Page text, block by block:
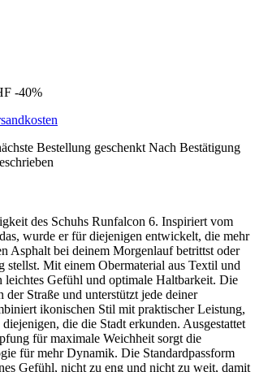
-40%
Bestellung geschenkt Nach Bestätigung
des Schuhs Runfalcon 6. Inspiriert vom
wurde er für diejenigen entwickelt, die mehr
Asphalt bei deinem Morgenlauf betrittst oder
stellst. Mit einem Obermaterial aus Textil und
leichtes Gefühl und optimale Haltbarkeit. Die
der Straße und unterstützt jede deiner
ikonischen Stil mit praktischer Leistung,
die die Stadt erkunden. Ausgestattet
für maximale Weichheit sorgt die
für mehr Dynamik. Die Standardpassform
Gefühl, nicht zu eng und nicht zu weit, damit